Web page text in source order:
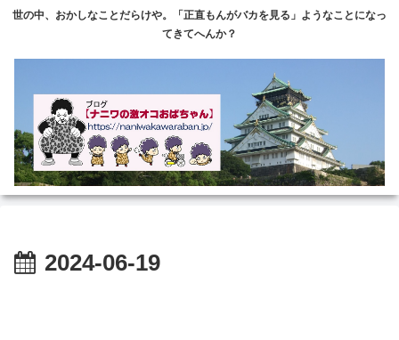
世の中、おかしなことだらけや。「正直もんがバカを見る」ようなことになっ
てきてへんか？
2024-06-19